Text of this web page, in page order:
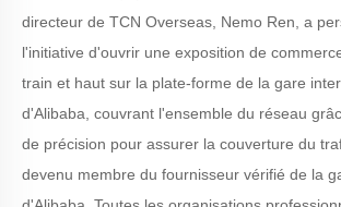
directeur de TCN Overseas, Nemo Ren, a
l'initiative d'ouvrir une exposition de
train et haut sur la plate-forme de la gare
d'Alibaba, couvrant l'ensemble du réseau
de précision pour assurer la couverture du
devenu membre du fournisseur vérifié de la